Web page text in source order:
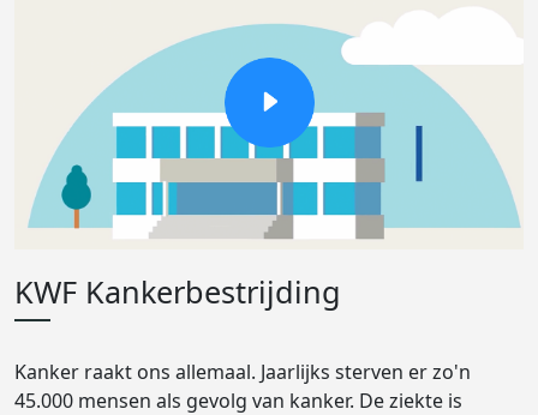
KWF Kankerbestrijding
Kanker raakt ons allemaal. Jaarlijks sterven er zo'n
45.000 mensen als gevolg van kanker. De ziekte is